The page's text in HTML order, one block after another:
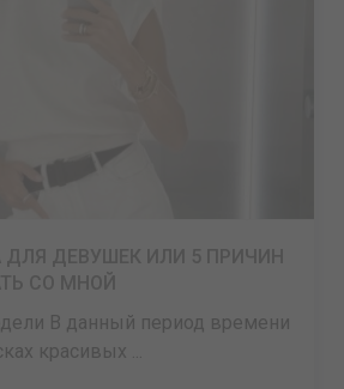
В данный период времени
красивых ...